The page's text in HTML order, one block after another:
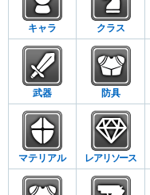
キャラ クラス
武器 防具
マテリアル レアリソース